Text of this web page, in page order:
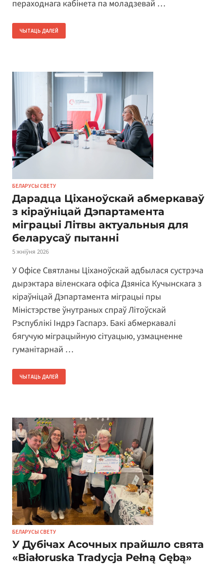
пераходнага кабінета па моладзевай …
ЧЫТАЦЬ ДАЛЕЙ
БЕЛАРУСЫ СВЕТУ
Дарадца Ціханоўскай абмеркаваў
з кіраўніцай Дэпартамента
міграцыі Літвы актуальныя для
беларусаў пытанні
5 жніўня 2026
У Офісе Святланы Ціханоўскай адбылася сустрэча
дырэктара віленскага офіса Дзяніса Кучынскага з
кіраўніцай Дэпартамента міграцыі пры
Міністэрстве ўнутраных спраў Літоўскай
Рэспублікі Індрэ Гаспарэ. Бакі абмеркавалі
бягучую міграцыйную сітуацыю, узмацненне
гуманітарнай …
ЧЫТАЦЬ ДАЛЕЙ
БЕЛАРУСЫ СВЕТУ
У Дубічах Асочных прайшло свята
«Białoruska Tradycja Pełną Gębą»